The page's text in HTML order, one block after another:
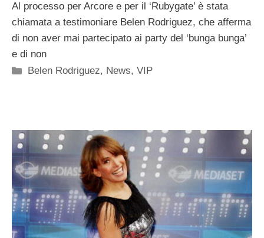
Al processo per Arcore e per il ‘Rubygate’ è stata
chiamata a testimoniare Belen Rodriguez, che afferma
di non aver mai partecipato ai party del ‘bunga bunga’
e di non
Categorie
Belen Rodriguez, News,VIP